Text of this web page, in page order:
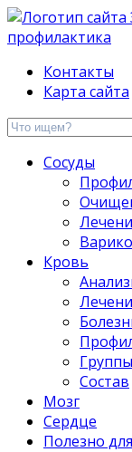
Здоровые сосуды,
Контакты
Карта сайта
Сосуды
Кровь
Состав
Мозг
Сердце
Полезно